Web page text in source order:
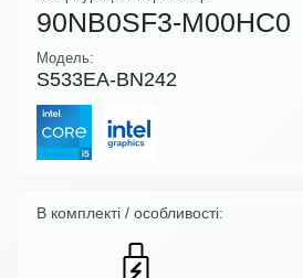
90NB0SF3-M00HC0
Модель:
S533EA-BN242
В комплекті / особливості: